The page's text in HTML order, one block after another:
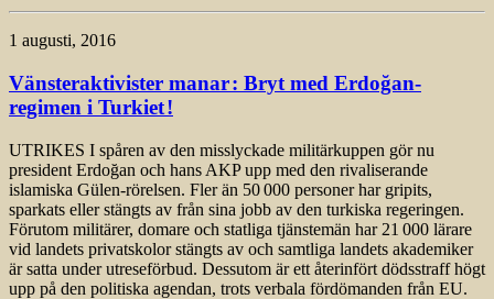
1 augusti, 2016
Vänsteraktivister manar : Bryt med Erdoğan-
regimen i Turkiet !
UTRIKES I spåren av den misslyckade militärkuppen gör nu
president Erdoğan och hans AKP upp med den rivaliserande
islamiska Gülen-rörelsen. Fler än 50 000 personer har gripits,
sparkats eller stängts av från sina jobb av den turkiska regeringen.
Förutom militärer, domare och statliga tjänstemän har 21 000 lärare
vid landets privatskolor stängts av och samtliga landets akademiker
är satta under utreseförbud. Dessutom är ett återinfört dödsstraff högt
upp på den politiska agendan, trots verbala fördömanden från EU.